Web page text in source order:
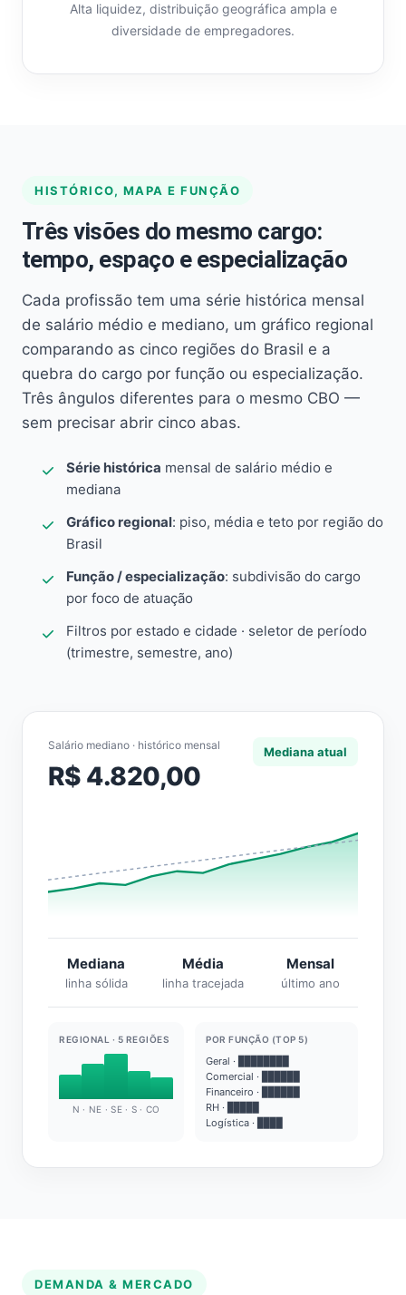
Alta liquidez, distribuição geográfica ampla e
diversidade de empregadores.
HISTÓRICO, MAPA E FUNÇÃO
Três visões do mesmo cargo:
tempo, espaço e especialização
Cada profissão tem uma série histórica mensal
de salário médio e mediano, um gráfico regional
comparando as cinco regiões do Brasil e a
quebra do cargo por função ou especialização.
Três ângulos diferentes para o mesmo CBO —
sem precisar abrir cinco abas.
Série histórica mensal de salário médio e
mediana
Gráfico regional: piso, média e teto por região do
Brasil
Função / especialização: subdivisão do cargo
por foco de atuação
Filtros por estado e cidade · seletor de período
(trimestre, semestre, ano)
Salário mediano · histórico mensal
R$ 4.820,00
Mediana atual
Mediana
linha sólida
Média
linha tracejada
Mensal
último ano
REGIONAL · 5 REGIÕES
N · NE · SE · S · CO
POR FUNÇÃO (TOP 5)
Geral · ████████
Comercial · ██████
Financeiro · ██████
RH · █████
Logística · ████
DEMANDA & MERCADO